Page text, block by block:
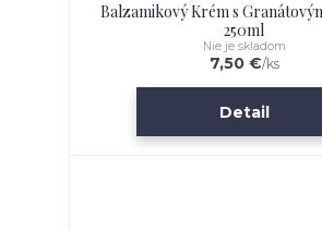
Balzamikový Krém s
250ml
7,50 €/ks
Nie je skladom
Detail